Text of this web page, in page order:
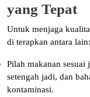
yang Tepat
Untuk menjaga
di terapkan antara lain:
Pilah makanan sesuai
setengah jadi, dan
kontaminasi.